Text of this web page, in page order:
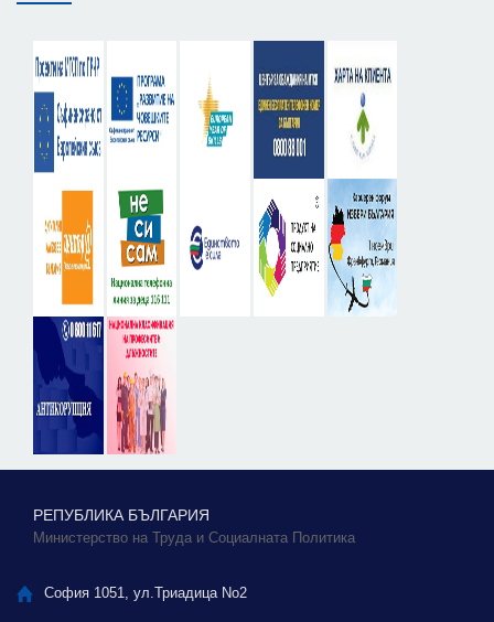
РЕПУБЛИКА БЪЛГАРИЯ
Министерство на Труда и Социалната Политика
София 1051, ул.Триадица No2